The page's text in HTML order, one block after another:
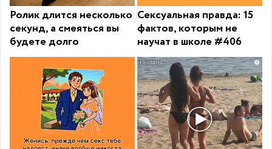
Ролик длится несколько
секунд, а смеяться вы
будете долго
Сексуальная правда: 15
фактов, которым не
научат в школе #406
i